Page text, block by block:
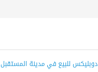
دوبليكس للبيع في مدينة المستقبل